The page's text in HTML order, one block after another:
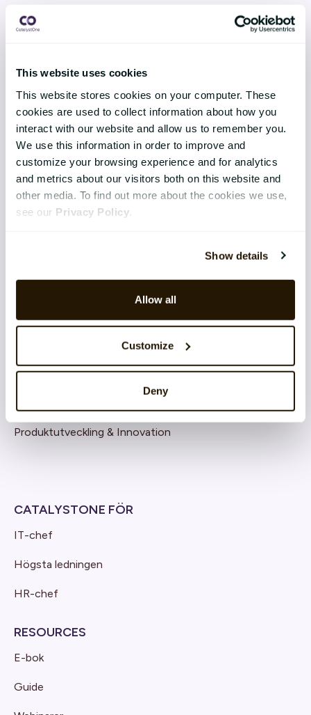
This website uses cookies
This website stores cookies on your computer. These
cookies are used to collect information about how you
interact with our website and allow us to remember you.
We use this information in order to improve and
customize your browsing experience and for analytics
and metrics about our visitors both on this website and
other media. To find out more about the cookies we use,
see our Privacy Policy
Show details
Allow all
Customize
Deny
Continuous Performance
Talent & Succession
Organisation & Culture
Recruitment
Employee Engagement
TEKNIK & TJÄNSTER
Application Management Services
Säkerhet
Software-as-a-Service
Produktutveckling & Innovation
CATALYSTONE FÖR
IT-chef
Högsta ledningen
HR-chef
RESOURCES
E-bok
Guide